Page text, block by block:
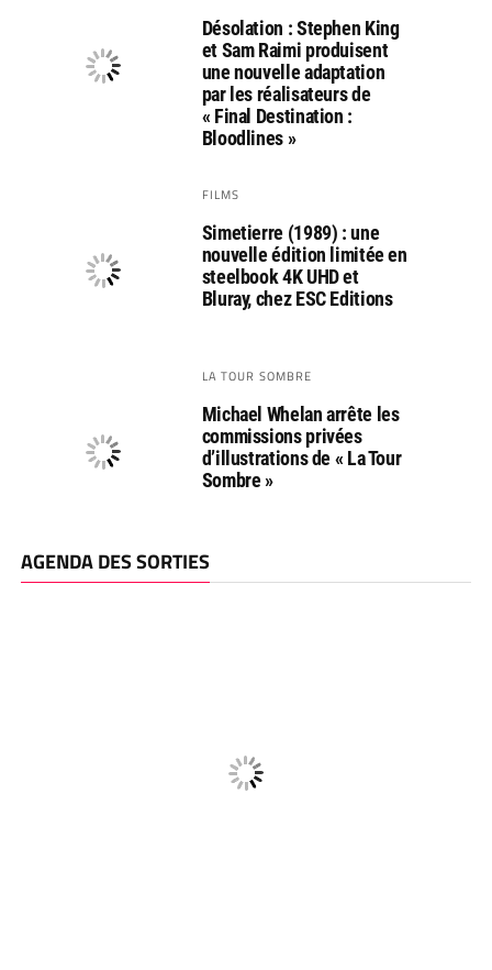
Désolation : Stephen King
et Sam Raimi produisent
une nouvelle adaptation
par les réalisateurs de
« Final Destination :
Bloodlines »
FILMS
Simetierre (1989) : une
nouvelle édition limitée en
steelbook 4K UHD et
Bluray, chez ESC Editions
LA TOUR SOMBRE
Michael Whelan arrête les
commissions privées
d’illustrations de « La Tour
Sombre »
AGENDA DES SORTIES